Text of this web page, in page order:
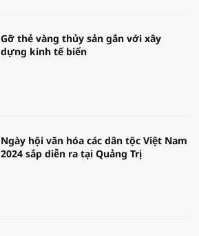
Gỡ thẻ vàng thủy sản gắn với xây
dựng kinh tế biển
Ngày hội văn hóa các dân tộc Việt Nam
2024 sắp diễn ra tại Quảng Trị